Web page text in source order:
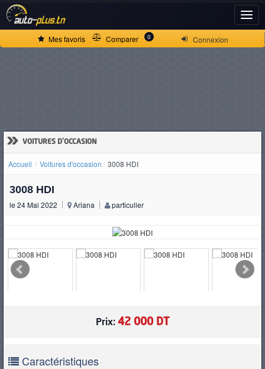
Connexion
Mes favoris Comparer 0
» VOITURES D'OCCASION
Accueil Voitures d'occasion 3008 HDI
3008 HDI
le 24 Mai 2022 Ariana particulier
Prix: 42 000 DT
Caractéristiques
ACCUEIL
D'OCCASION